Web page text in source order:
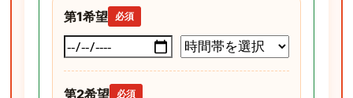
第1希望 必須
第2希望 必須